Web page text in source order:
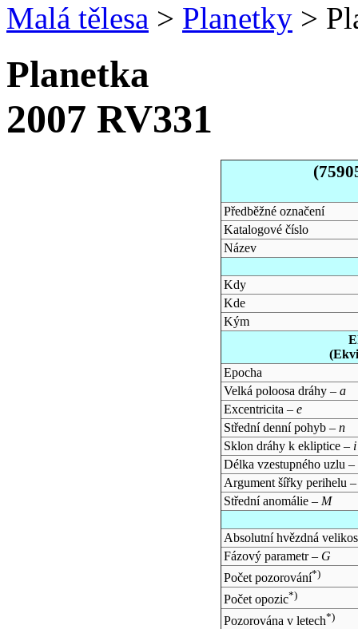
Malá tělesa > Planetky >
Planetka
2007 RV331
Předběžné označení
Katalogové číslo
Název
Kdy
Kde
Kým
Epocha
Velká poloosa dráhy – a
Excentricita – e
Střední denní pohyb – n
Sklon dráhy k ekliptice – i
Délka vzestupného uzlu –
Argument šířky perihelu
Střední anomálie – M
Absolutní hvězdná
Fázový parametr – G
Počet pozorování*)
Počet opozic*)
Pozorována v letech*)